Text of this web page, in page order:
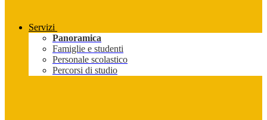
Servizi
Panoramica
Famiglie e studenti
Personale scolastico
Percorsi di studio